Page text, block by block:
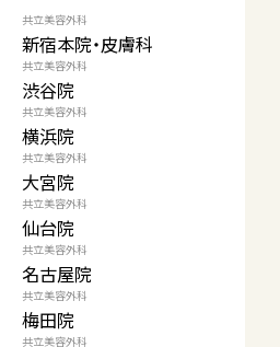
共立美容外科
新宿本院・皮膚科
共立美容外科
渋谷院
共立美容外科
横浜院
共立美容外科
大宮院
共立美容外科
仙台院
共立美容外科
名古屋院
共立美容外科
梅田院
共立美容外科